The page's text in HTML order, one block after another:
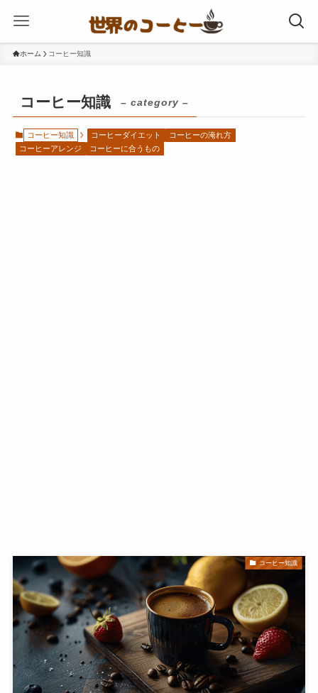
ホーム コーヒー知識
コーヒー知識 – category –
コーヒー知識 コーヒーダイエット
コーヒーの淹れ方
コーヒーアレンジ
コーヒーに合うもの
コーヒー知識